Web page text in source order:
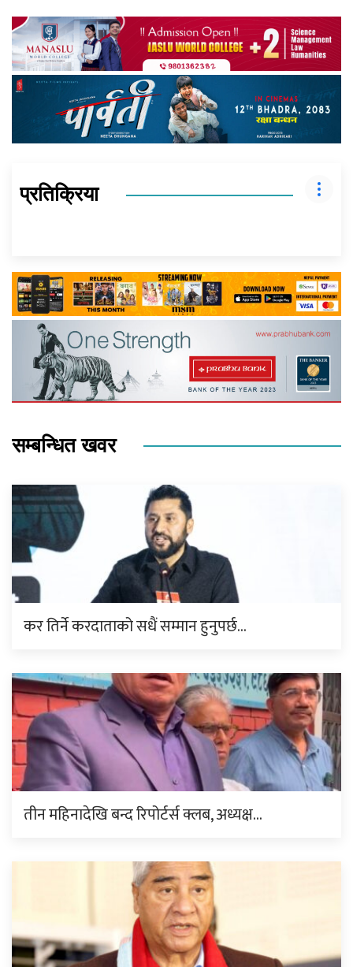
प्रतिक्रिया
सम्बन्धित खवर
कर तिर्ने करदाताको सधैं सम्मान हुनुपर्छ…
तीन महिनादेखि बन्द रिपोर्टर्स क्लब, अध्यक्ष…